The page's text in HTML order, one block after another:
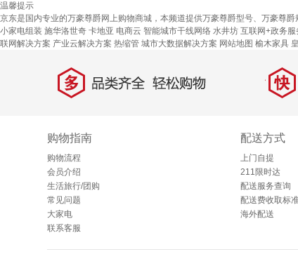
温馨提示
京东是国内专业的万豪尊爵网上购物商城，本频道提供万豪尊爵型号、万豪尊
小家电组装 施华洛世奇 卡地亚 电商云 智能城市干线网络 水井坊 互联网+政务服
联网解决方案 产业云解决方案 热缩管 城市大数据解决方案 网站地图 榆木家具
多 品类齐全，轻松购物 快
购物指南
购物流程
会员介绍
生活旅行/团购
常见问题
大家电
联系客服
配送方式
上门自提
211限时达
配送服务查询
配送费收取标
海外配送